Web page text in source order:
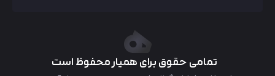
تمامی حقوق برای همیار محفوظ است